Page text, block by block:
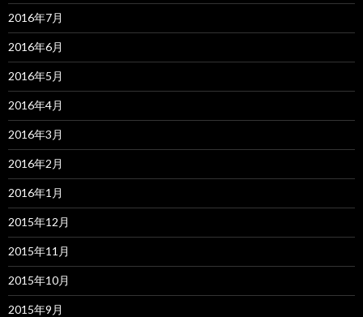
2016年7月
2016年6月
2016年5月
2016年4月
2016年3月
2016年2月
2016年1月
2015年12月
2015年11月
2015年10月
2015年9月